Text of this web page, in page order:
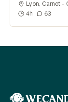
Lyon, Carnot -
4h
63